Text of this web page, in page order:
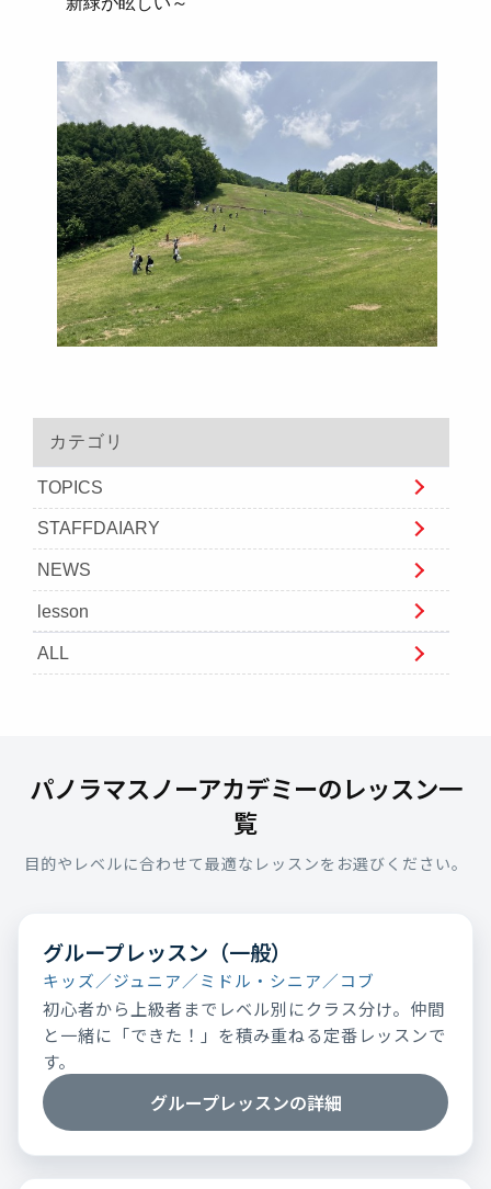
カテゴリ
TOPICS
STAFFDAIARY
NEWS
lesson
ALL
パノラマスノーアカデミーのレッスン一
覧
目的やレベルに合わせて最適なレッスンをお選びください。
グループレッスン（一般）
キッズ／ジュニア／ミドル・シニア／コブ
初心者から上級者までレベル別にクラス分け。仲間
と一緒に「できた！」を積み重ねる定番レッスンで
す。
グループレッスンの詳細